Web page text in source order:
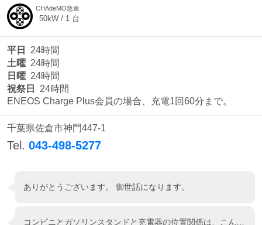
CHAdeMO急速
50kW / 1 台
平日
24時間
土曜 24時間
日曜 24時間
祝祭日
24時間
ENEOS Charge Plus会員の場合、充電1回60分まで。
千葉県佐倉市神門447-1
Tel. 043-498-5277
ありがとうございます。 御世話になります。
コンビニとガソリンスタンドと充電器の位置関係は、こんな感じです。一番信号に近いところ（角地）に充電器があります。